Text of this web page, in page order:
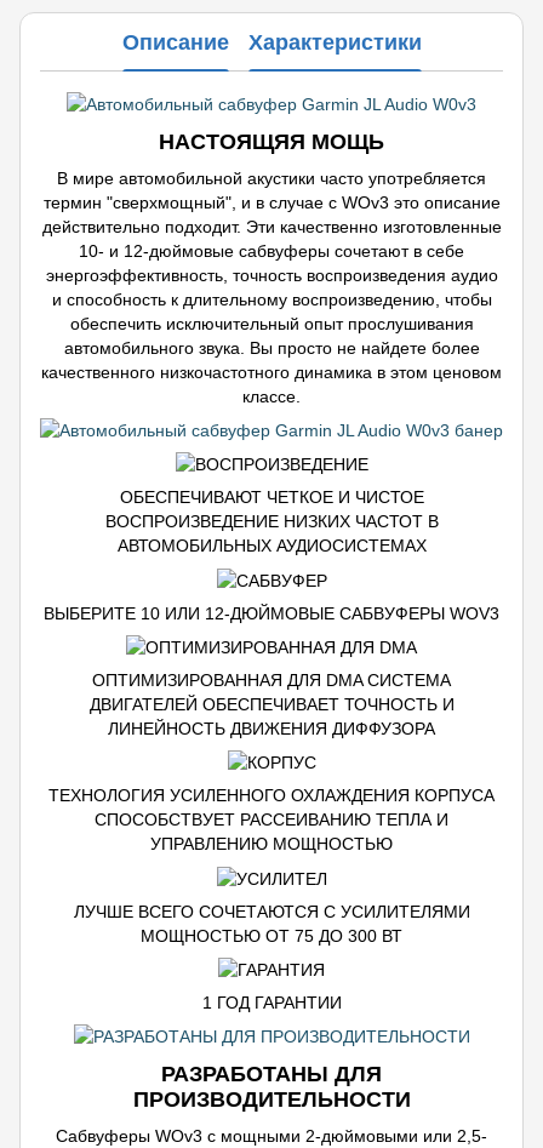
Описание Характеристики
НАСТОЯЩЯЯ МОЩЬ
В мире автомобильной акустики часто употребляется
термин "сверхмощный", и в случае с WOv3 это описание
действительно подходит. Эти качественно изготовленные
10- и 12-дюймовые сабвуферы сочетают в себе
энергоэффективность, точность воспроизведения аудио
и способность к длительному воспроизведению, чтобы
обеспечить исключительный опыт прослушивания
автомобильного звука. Вы просто не найдете более
качественного низкочастотного динамика в этом ценовом
классе.
ОБЕСПЕЧИВАЮТ ЧЕТКОЕ И ЧИСТОЕ
ВОСПРОИЗВЕДЕНИЕ НИЗКИХ ЧАСТОТ В
АВТОМОБИЛЬНЫХ АУДИОСИСТЕМАХ
ВЫБЕРИТЕ 10 ИЛИ 12-ДЮЙМОВЫЕ САБВУФЕРЫ WOV3
ОПТИМИЗИРОВАННАЯ ДЛЯ DMA СИСТЕМА
ДВИГАТЕЛЕЙ ОБЕСПЕЧИВАЕТ ТОЧНОСТЬ И
ЛИНЕЙНОСТЬ ДВИЖЕНИЯ ДИФФУЗОРА
ТЕХНОЛОГИЯ УСИЛЕННОГО ОХЛАЖДЕНИЯ КОРПУСА
СПОСОБСТВУЕТ РАССЕИВАНИЮ ТЕПЛА И
УПРАВЛЕНИЮ МОЩНОСТЬЮ
ЛУЧШЕ ВСЕГО СОЧЕТАЮТСЯ С УСИЛИТЕЛЯМИ
МОЩНОСТЬЮ ОТ 75 ДО 300 ВТ
1 ГОД ГАРАНТИИ
РАЗРАБОТАНЫ ДЛЯ
ПРОИЗВОДИТЕЛЬНОСТИ
Сабвуферы WOv3 с мощными 2-дюймовыми или 2,5-